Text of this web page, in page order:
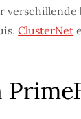
ClusterNet